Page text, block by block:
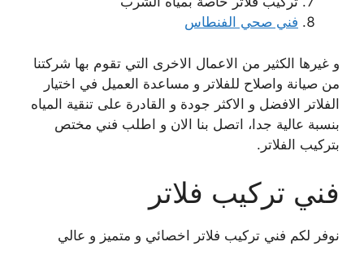
فني صحي الفنطاس
و غيرها الكثير من الاعمال الاخرى التي تقوم بها شركتنا
من صيانة واصلاح للفلاتر و مساعدة العميل في اختيار
الفلاتر الافضل و الاكثر جودة و القادرة على تنقية المياه
بنسبة عالية جدا، اتصل بنا الان و اطلب فني مختص
بتركيب الفلاتر.
فني تركيب فلاتر
نوفر لكم فني تركيب فلاتر اخصائي و متميز و عالي